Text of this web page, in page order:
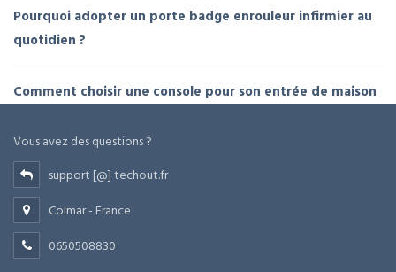
Pourquoi adopter un porte badge enrouleur infirmier au
quotidien ?
Comment choisir une console pour son entrée de maison
Vous avez des questions ?
support [@] techout.fr
Colmar - France
0650508830